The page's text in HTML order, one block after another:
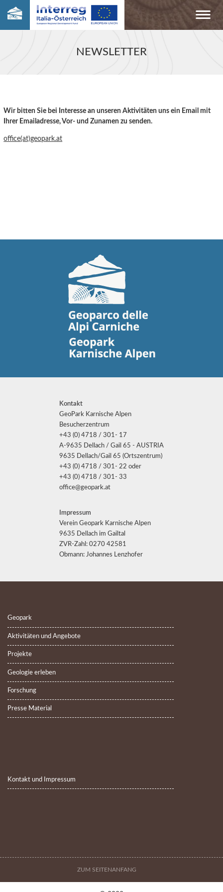
NEWSLETTER
Wir bitten Sie bei Interesse an unseren Aktivitäten uns ein Email mit
Ihrer Emailadresse, Vor- und Zunamen zu senden.
office(at)geopark.at
Kontakt
GeoPark Karnische Alpen
Besucherzentrum
+43 (0) 4718 / 301- 17
A-9635 Dellach / Gail 65 - AUSTRIA
9635 Dellach/Gail 65 (Ortszentrum)
+43 (0) 4718 / 301- 22 oder
+43 (0) 4718 / 301- 33
office@geopark.at
Impressum
Verein Geopark Karnische Alpen
9635 Dellach im Gailtal
ZVR-Zahl: 0270 42581
Obmann: Johannes Lenzhofer
Geopark
Aktivitäten und Angebote
Projekte
Geologie erleben
Forschung
Presse Material
Kontakt und Impressum
ZUM SEITENANFANG